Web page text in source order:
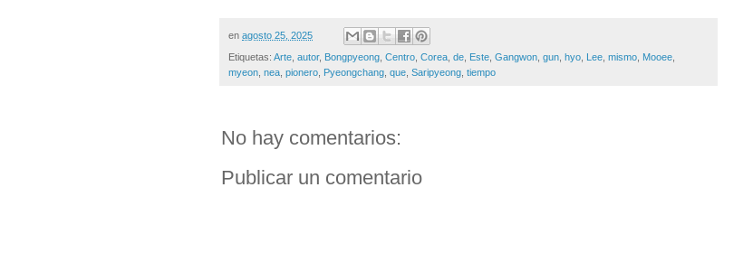
en agosto 25, 2025
Etiquetas: Arte autor, Bongpyeong Centro Corea de Este Gangwon gun hyo Lee mismo Mooee
myeon nea pionero Pyeongchang que Saripyeong tiempo
No hay comentarios:
Publicar un comentario